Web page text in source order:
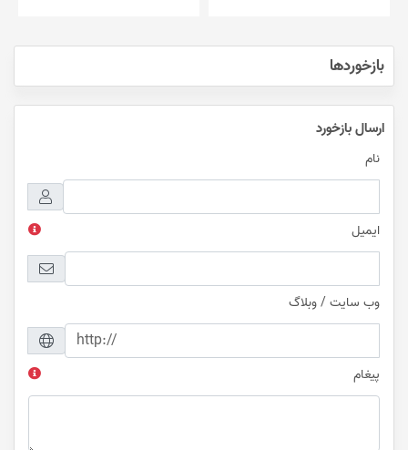
بازخوردها
ارسال بازخورد
نام
ایمیل
وب سایت / وبلاگ
پیغام